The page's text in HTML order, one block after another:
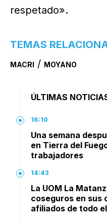
respetado».
TEMAS
MACRI / MOYANO
ÚLTIMAS
16:10
Una semana
en Tierra del
trabajadores
14:43
La UOM La
coseguros en sus
afiliados de todo